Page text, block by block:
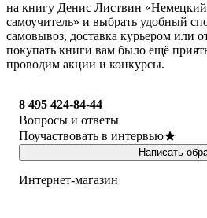
на книгу Денис Листвин
самоучитель» и выбрать удобный
самовывоз, доставка курьером или
покупать книги вам было ещё
проводим акции и конкурсы.
8 495 424-84-44
Вопросы и ответы
Поучаствовать в интервью
Написать
Интернет-магазин